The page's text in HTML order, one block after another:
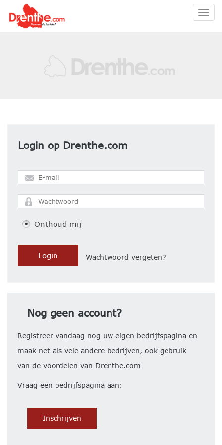
Login op Drenthe.com
Onthoud mij
Wachtwoord vergeten?
Nog geen account?
Registreer vandaag nog uw eigen bedrijfspagina en
maak net als vele andere bedrijven, ook gebruik
van de voordelen van Drenthe.com
Vraag een bedrijfspagina aan:
Inschrijven